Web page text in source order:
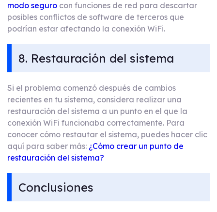
modo seguro con funciones de red para descartar
posibles conflictos de software de terceros que
podrían estar afectando la conexión WiFi.
8. Restauración del sistema
Si el problema comenzó después de cambios
recientes en tu sistema, considera realizar una
restauración del sistema a un punto en el que la
conexión WiFi funcionaba correctamente. Para
conocer cómo restautar el sistema, puedes hacer clic
aquí para saber más: ¿Cómo crear un punto de
restauración del sistema?
Conclusiones